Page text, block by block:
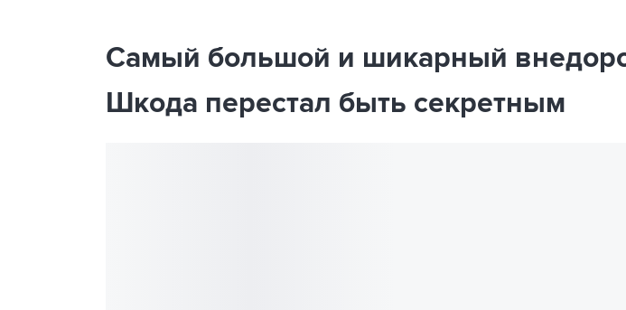
Самый большой и шикарный
Шкода перестал быть секретным